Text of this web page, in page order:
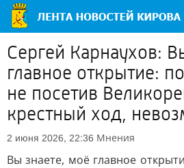
Сергей Карнаухов:
главное открытие:
не посетив
крестный ход,
2 июня 2026, 22:36 Мнения
Вы знаете, моё главное